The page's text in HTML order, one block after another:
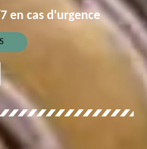
en cas d'urgence